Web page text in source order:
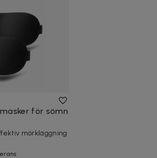
för sömn
mörkläggning